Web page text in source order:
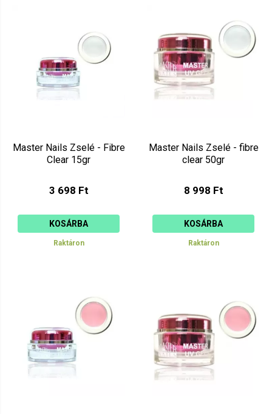
Master Nails Zselé - Fibre
Clear 15gr
3 698 Ft
KOSÁRBA
Raktáron
Master Nails Zselé - fibre
clear 50gr
8 998 Ft
KOSÁRBA
Raktáron